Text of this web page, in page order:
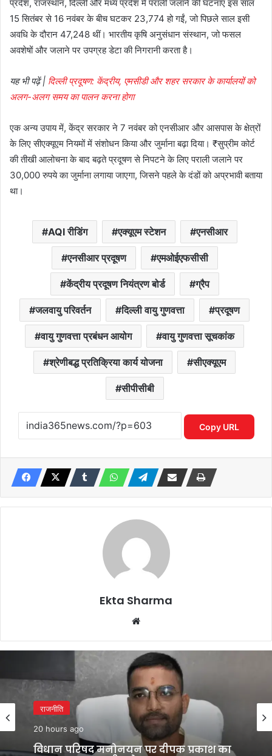
प्रदेश, राजस्थान, दिल्ली और मध्य प्रदेश में पराली जलाने की घटनाएं इस साल
15 सितंबर से 16 नवंबर के बीच घटकर 23,774 हो गईं, जो पिछले साल इसी
अवधि के दौरान 47,248 थीं। भारतीय कृषि अनुसंधान संस्थान, जो फसल
अवशेषों और जलाने पर उपग्रह डेटा की निगरानी करता है।
यह भी पढ़ें | दिल्ली प्रदूषण: केंद्रीय, एमसीडी और शहर सरकार के कार्यालयों को
अलग-अलग समय का पालन करना होगा
एक अन्य उपाय में, केंद्र सरकार ने 7 नवंबर को एनसीआर और आसपास के क्षेत्रों
के लिए सीएक्यूएम नियमों में संशोधन किया और जुर्माना बढ़ा दिया। ₹सुप्रीम कोर्ट
की तीखी आलोचना के बाद बढ़ते प्रदूषण से निपटने के लिए पराली जलाने पर
30,000 रुपये का जुर्माना लगाया जाएगा, जिसने पहले के दंडों को अप्रभावी बताया
था।
AQI रीडिंग एक्यूएम स्टेशन एनसीआर
एनसीआर प्रदूषण एमओईएफसीसी
केंद्रीय प्रदूषण नियंत्रण बोर्ड ग्रैप
जलवायु परिवर्तन दिल्ली वायु गुणवत्ता प्रदूषण
वायु गुणवत्ता प्रबंधन आयोग वायु गुणवत्ता सूचकांक
श्रेणीबद्ध प्रतिक्रिया कार्य योजना सीएक्यूएम
सीपीसीबी
Copy URL
Ekta Sharma
राजनीति
20 hours ago
विधान परिषद मनोनयन पर दीपक प्रकाश का